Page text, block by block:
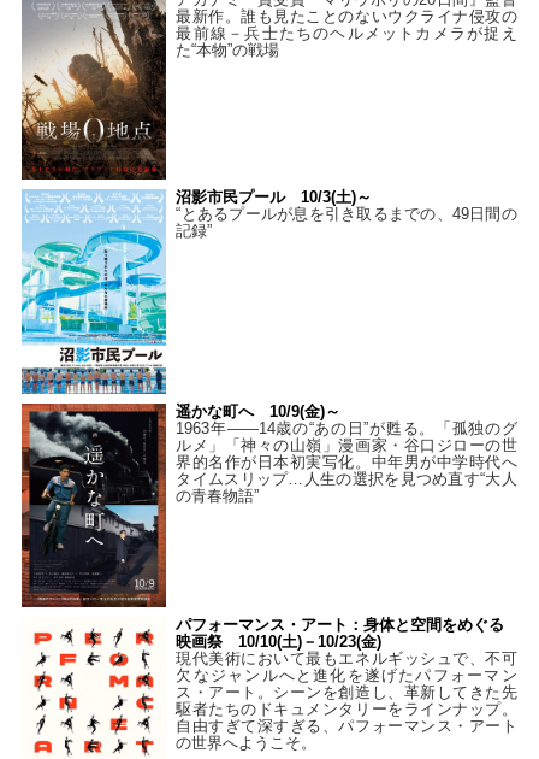
最新作。誰も見たことのないウクライナ侵攻の
最前線－兵士たちのヘルメットカメラが捉え
た“本物”の戦場
沼影市民プール 10/3(土)～
“とあるプールが息を引き取るまでの、49日間の
記録”
遥かな町へ 10/9(金)～
1963年――14歳の“あの日”が甦る。「孤独のグ
ルメ」「神々の山嶺」漫画家・谷口ジローの世
界的名作が日本初実写化。中年男が中学時代へ
タイムスリップ…人生の選択を見つめ直す“大人
の青春物語”
パフォーマンス・アート：身体と空間をめぐる
映画祭 10/10(土)－10/23(金)
現代美術において最もエネルギッシュで、不可
欠なジャンルへと進化を遂げたパフォーマン
ス・アート。シーンを創造し、革新してきた先
駆者たちのドキュメンタリーをラインナップ。
自由すぎて深すぎる、パフォーマンス・アート
の世界へようこそ。